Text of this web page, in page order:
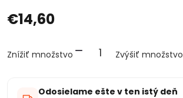
€14,60
Znížiť množstvo Zvýšiť množstvo
Odosielame ešte v ten istý deň